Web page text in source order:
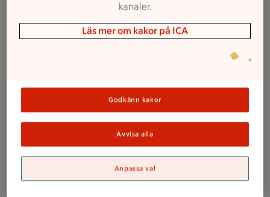
Frukost, lunch och middag
Hornstulls Saluhall
kanaler.
Läs mer om kakor på ICA
Godkänn kakor
Avvisa alla
Anpassa val